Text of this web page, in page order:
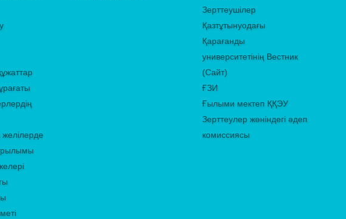
желілерде
Зерттеушілер
Қазтұтынуодағы
Қарағанды
университетінің Вестник
(Сайт)
ҒЗИ
Ғылыми мектеп ҚҚЭУ
Зерттеулер жөніндегі әдеп
комиссиясы